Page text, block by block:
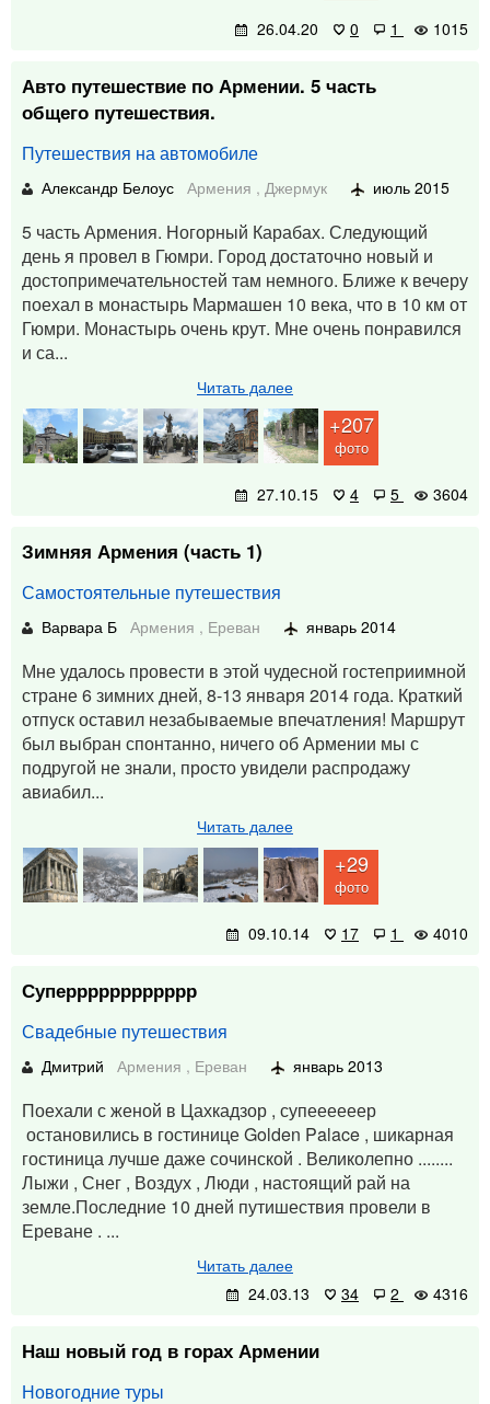
26.04.20 0 1 1015
Авто путешествие по Армении. 5 часть
общего путешествия.
Путешествия на автомобиле
Александр Белоус Армения , Джермук июль 2015
5 часть Армения. Ногорный Карабах. Следующий
день я провел в Гюмри. Город достаточно новый и
достопримечательностей там немного. Ближе к вечеру
поехал в монастырь Мармашен 10 века, что в 10 км от
Гюмри. Монастырь очень крут. Мне очень понравился
и са...
Читать далее
+207
фото
27.10.15 4 5 3604
Зимняя Армения (часть 1)
Самостоятельные путешествия
Варвара Б Армения , Ереван январь 2014
Мне удалось провести в этой чудесной гостеприимной
стране 6 зимних дней, 8-13 января 2014 года. Краткий
отпуск оставил незабываемые впечатления! Маршрут
был выбран спонтанно, ничего об Армении мы с
подругой не знали, просто увидели распродажу
авиабил...
Читать далее
+29
фото
09.10.14 17 1 4010
Суперррррррррррр
Свадебные путешествия
Дмитрий Армения , Ереван январь 2013
Поехали с женой в Цахкадзор , супеееееер
остановились в гостинице Golden Palace , шикарная
гостиница лучше даже сочинской . Великолепно ........
Лыжи , Снег , Воздух , Люди , настоящий рай на
земле.Последние 10 дней путишествия провели в
Ереване . ...
Читать далее
24.03.13
34 2 4316
Наш новый год в горах Армении
Новогодние туры